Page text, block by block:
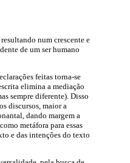
num crescente e
de um ser humano
feitas torna-se
elimina a mediação
sempre diferente). Disso
discursos, maior a
dando margem a
metáfora para essas
e das intenções do texto